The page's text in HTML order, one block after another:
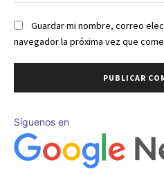
Guardar mi nombre, correo
navegador la próxima vez que
Síguenos en